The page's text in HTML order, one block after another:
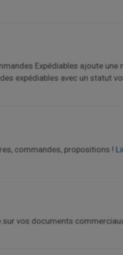
Expédiables ajoute
expédiables avec un statut
commandes, propositions !
sur vos documents